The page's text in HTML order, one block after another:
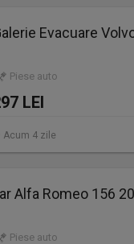
Evacuare
Piese auto
LEI
Acum 4 zile
Alfa Romeo 156
Piese auto